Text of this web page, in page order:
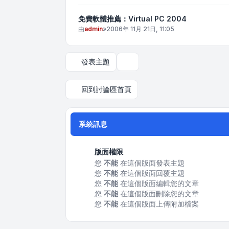
免費軟體推薦：Virtual PC 2004
由admin»2006年 11月 21日, 11:05
發表主題
回到討論區首頁
系統訊息
版面權限
您 不能在這個版面發表主題
您 不能在這個版面回覆主題
您 不能在這個版面編輯您的文章
您 不能在這個版面刪除您的文章
您 不能在這個版面上傳附加檔案